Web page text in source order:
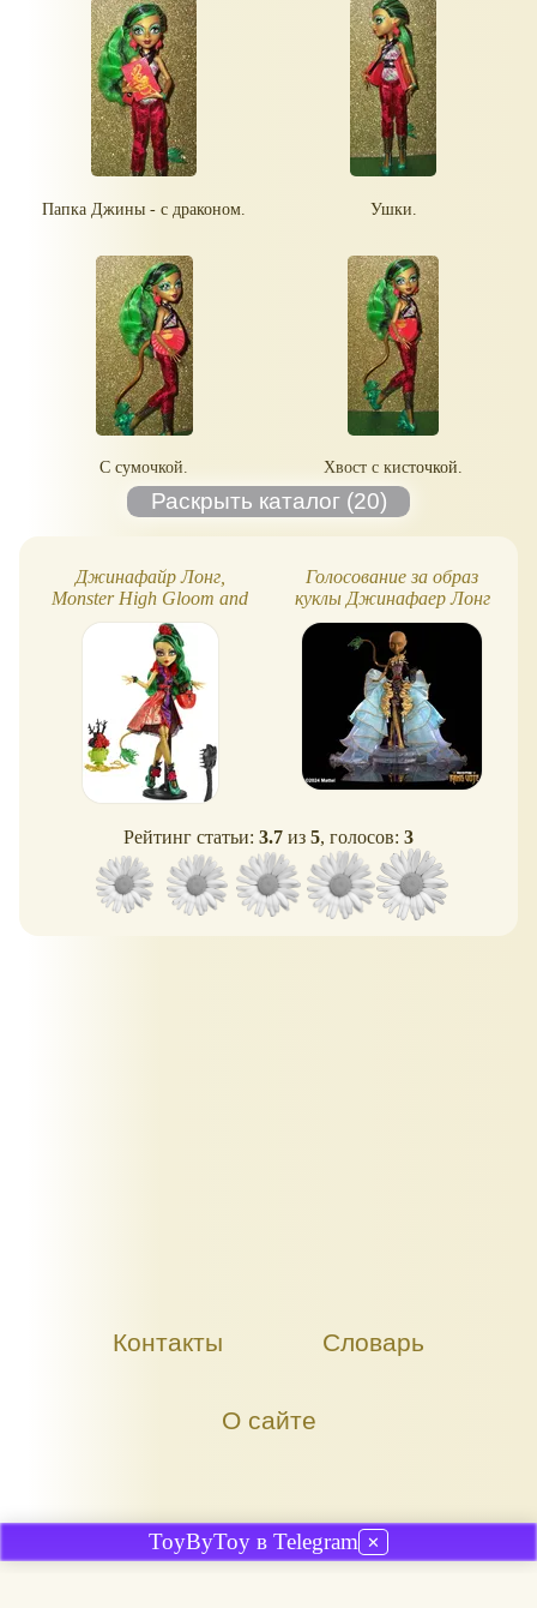
Папка Джины - с драконом. Ушки.
С сумочкой. Хвост с кисточкой.
Джинафайр Лонг,
Monster High Gloom and
Bloom
Голосование за образ
куклы Джинафаер Лонг
Monster High
Рейтинг статьи: 3.7 из 5, голосов: 3
Контакты Словарь
О сайте
ToyByToy в Telegram ✕